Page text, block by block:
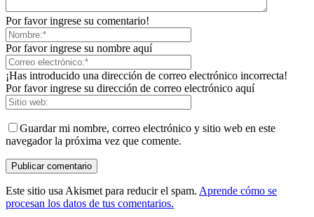
Por favor ingrese su comentario!
Por favor ingrese su nombre aquí
¡Has introducido una dirección de correo electrónico incorrecta!
Por favor ingrese su dirección de correo electrónico aquí
Guardar mi nombre, correo electrónico y sitio web en este
navegador la próxima vez que comente.
Este sitio usa Akismet para reducir el spam. Aprende cómo se
procesan los datos de tus comentarios.